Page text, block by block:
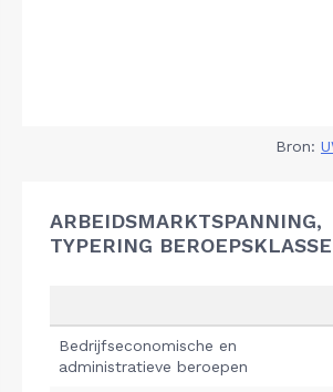
Bron:
ARBEIDSMARKTSPANNING,
TYPERING BEROEPSKLASSE